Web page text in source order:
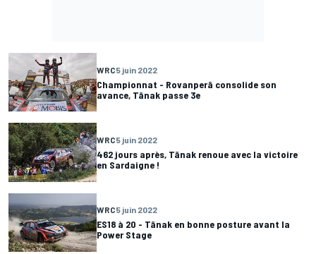
WRC5 juin 2022
Championnat - Rovanperä consolide son
avance, Tänak passe 3e
WRC5 juin 2022
462 jours après, Tänak renoue avec la victoire
en Sardaigne !
WRC5 juin 2022
ES18 à 20 - Tänak en bonne posture avant la
Power Stage